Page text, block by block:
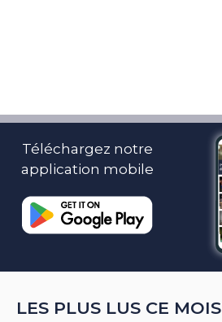
Téléchargez notre
application mobile
LES PLUS LUS CE MOIS